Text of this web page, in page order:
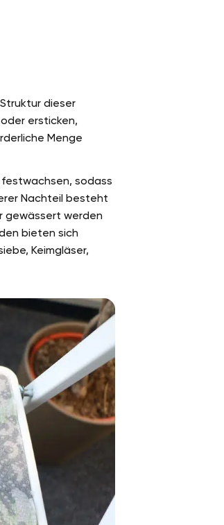
dieser
ersticken,
Menge
sodass
Nachteil besteht
gewässert werden
bieten sich
Keimgläser,